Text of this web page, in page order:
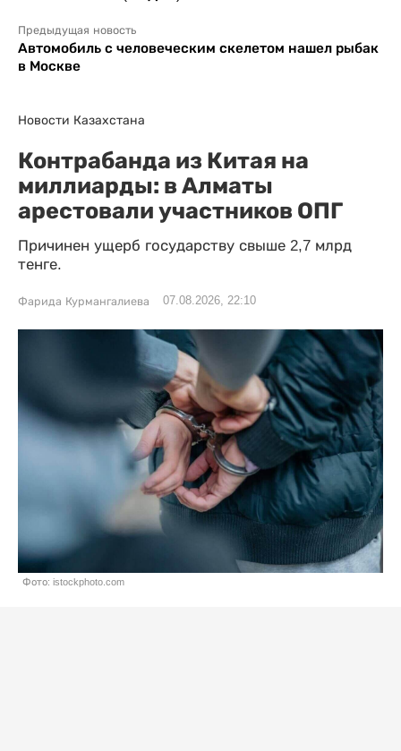
Предыдущая новость
Автомобиль с человеческим скелетом нашел рыбак
в Москве
Новости Казахстана
Контрабанда из Китая на
миллиарды: в Алматы
арестовали участников ОПГ
Причинен ущерб государству свыше 2,7 млрд
тенге.
Фарида Курмангалиева 07.08.2026, 22:10
Фото: istockphoto.com